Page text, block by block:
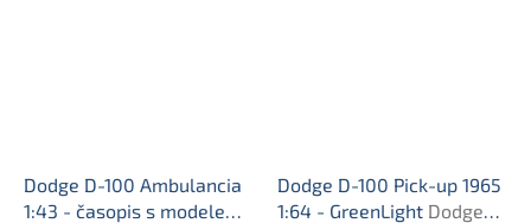
Dodge D-100 Ambulancia
1:43 - časopis s modelem
Dodge D-100 Pick-up 1965
1:64 - GreenLight Dodge